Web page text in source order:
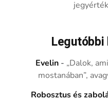
Evelin - „Dalok,
mostanában”,
Robosztus és